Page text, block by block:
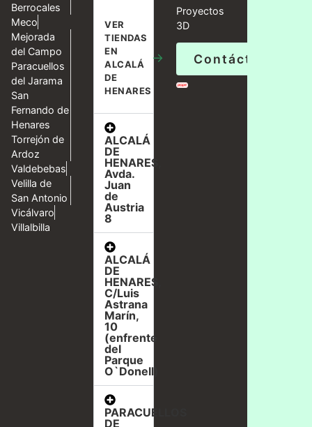
Berrocales
Meco
Mejorada
del Campo
Paracuellos
del Jarama
San
Fernando de
Henares
Torrejón de
Ardoz
Valdebebas
Velilla de
San Antonio
Vicálvaro
Villalbilla
VER
TIENDAS
EN
ALCALÁ
DE
HENARES
→
ALCALÁ
DE
HENARES,
Avda.
Juan
de
Austria
8
ALCALÁ
DE
HENARES,
C/Luis
Astrana
Marín,
10
(enfrente
del
Parque
O`Donell)
PARACUELLOS
DE
Proyectos
3D
Contáctanos